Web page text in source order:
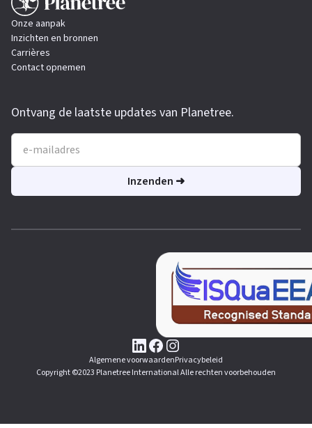
Onze aanpak
Inzichten en bronnen
Carrières
Contact opnemen
Ontvang de laatste updates van Planetree.
Algemene voorwaardenPrivacybeleid
Copyright ©2023 Planetree International Alle rechten voorbehouden